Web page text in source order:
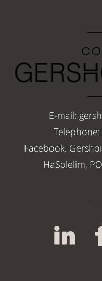
E-mail:
Facebook:
HaSolelim,